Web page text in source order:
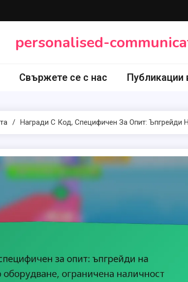
personalised-
Свържете се с нас Публикации
Награди С Код, Специфичен За Опит: Ъпгрейди